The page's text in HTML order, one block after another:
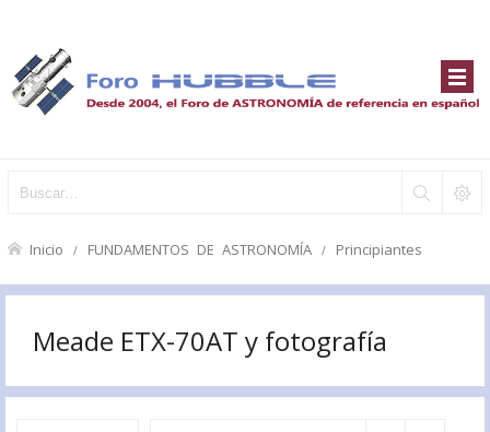
Inicio FUNDAMENTOS DE ASTRONOMÍA Principiantes
Meade ETX-70AT y fotografía